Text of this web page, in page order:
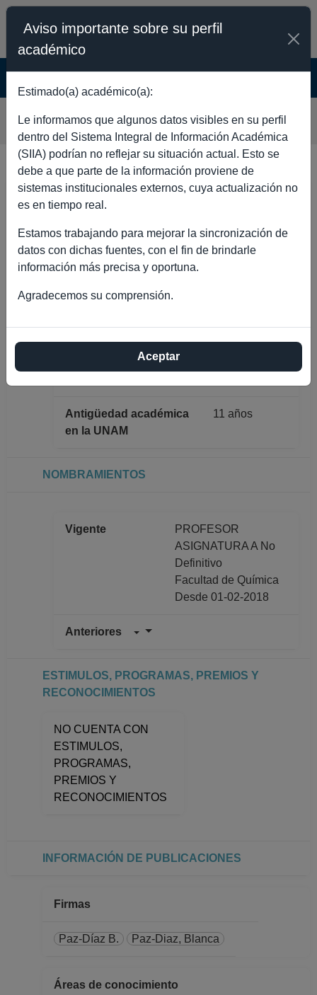
ACADÉMICA - PÚBLICO
BLANCA PAZ DIAZ
Antigüedad académica
en la UNAM
11 años
NOMBRAMIENTOS
Vigente
PROFESOR
ASIGNATURA A No
Definitivo
Facultad de Química
Desde 01-02-2018
Anteriores
Facultad de Química
ESTIMULOS, PROGRAMAS, PREMIOS Y
RECONOCIMIENTOS
NO CUENTA CON
ESTIMULOS,
PROGRAMAS,
PREMIOS Y
RECONOCIMIENTOS
INFORMACIÓN DE PUBLICACIONES
Firmas
Paz-Díaz B. Paz-Diaz, Blanca
Áreas de conocimiento
Aviso importante sobre su perfil
académico
Estimado(a) académico(a):
Le informamos que algunos datos visibles en su perfil
dentro del Sistema Integral de Información Académica
(SIIA) podrían no reflejar su situación actual. Esto se
debe a que parte de la información proviene de
sistemas institucionales externos, cuya actualización no
es en tiempo real.
Estamos trabajando para mejorar la sincronización de
datos con dichas fuentes, con el fin de brindarle
información más precisa y oportuna.
Agradecemos su comprensión.
Aceptar